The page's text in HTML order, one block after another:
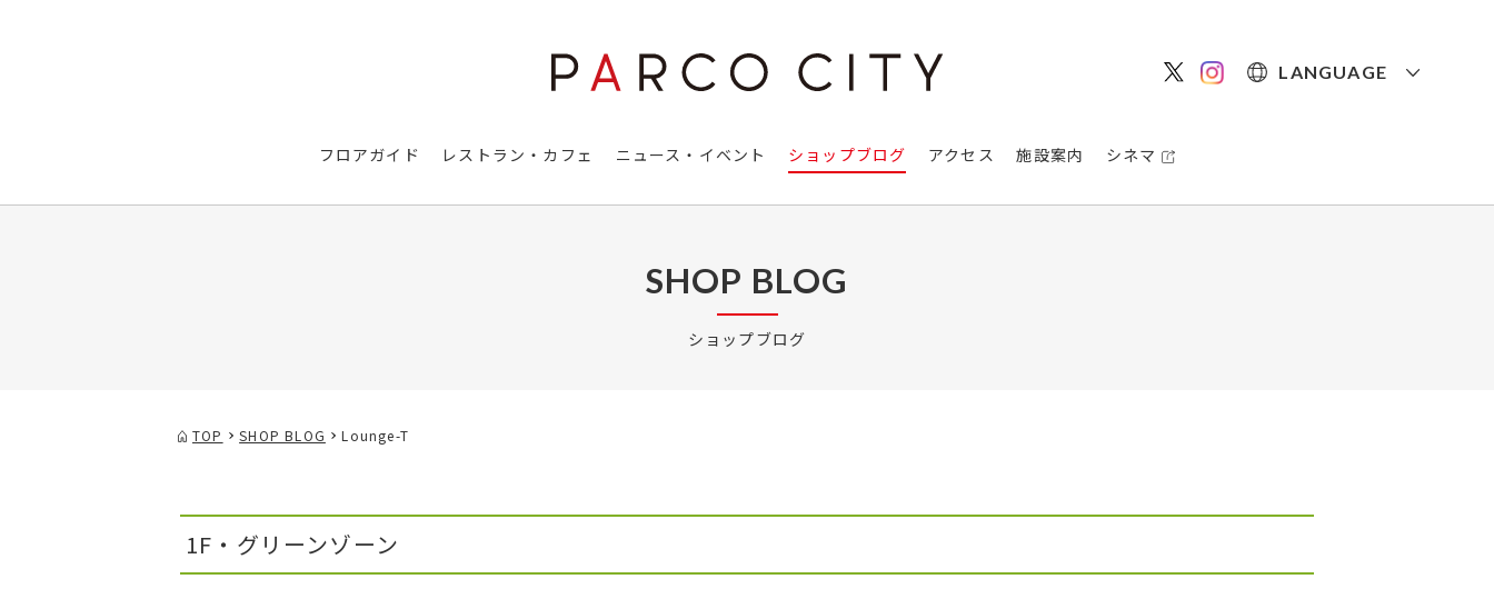
LANGUAGE
フロアガイド レストラン・カフェ ニュース・イベント ショップブログ アクセス 施設案内 シネマ
SHOP BLOG
ショップブログ
TOP SHOP BLOG Lounge-T
1F・グリーンゾーン